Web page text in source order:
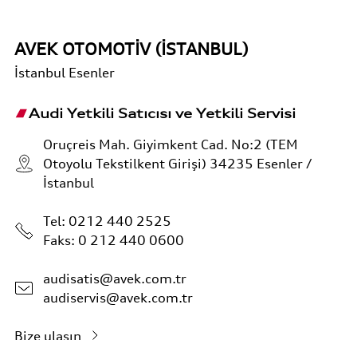
AVEK OTOMOTİV (İSTANBUL)
İstanbul Esenler
Audi Yetkili Satıcısı ve Yetkili Servisi
Oruçreis Mah. Giyimkent Cad. No:2 (TEM
Otoyolu Tekstilkent Girişi) 34235 Esenler /
İstanbul
Tel: 0212 440 2525
Faks: 0 212 440 0600
audisatis@avek.com.tr
audiservis@avek.com.tr
Bize ulaşın